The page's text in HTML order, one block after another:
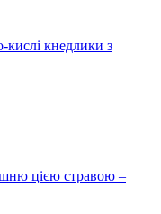
кислі кнедлики з
цією стравою –